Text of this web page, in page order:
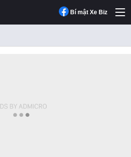
Bí mật Xe Biz